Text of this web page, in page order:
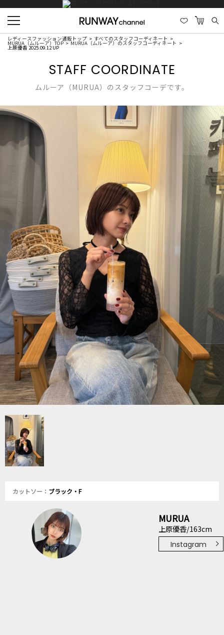
レディースファッション通販トップ すべてのスタッフコーディネート
MURUA（ムルーア）TOP MURUA（ムルーア）のスタッフコーディネート
上原優香 2025.09.12 UP
STAFF COORDINATE
ムルーア（MURUA）のスタッフコーデです。
カットソー： ブラック・F
MURUA
上原優香/163cm
Instagram